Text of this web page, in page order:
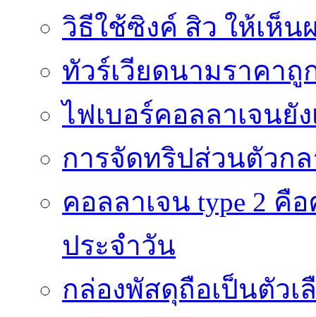
วิธีใช้ซิงค์ สิว ให้เห็
ทัวร์เวียดนามราคาถู
ไฟเบอร์คอลลาเจนยั
การจัดทริปส่วนตัวก
คอลลาเจน type 2
ประจำวัน
กล่องพัสดุถือเป็นตัว